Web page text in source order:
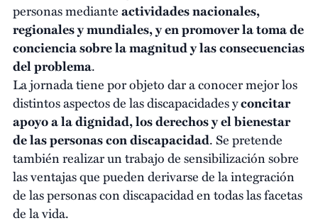
personas medianteactividades nacionales,
regionales y mundiales, y en promover la toma de
conciencia sobre la magnitud y las consecuencias
del problema.
La jornada tiene por objeto dar a conocer mejor los
distintos aspectos de las discapacidades yconcitar
apoyo a la dignidad, los derechos y el bienestar
de las personas con discapacidad. Se pretende
también realizar un trabajo de sensibilización sobre
las ventajas que pueden derivarse de la integración
de las personas con discapacidad en todas las facetas
de la vida.